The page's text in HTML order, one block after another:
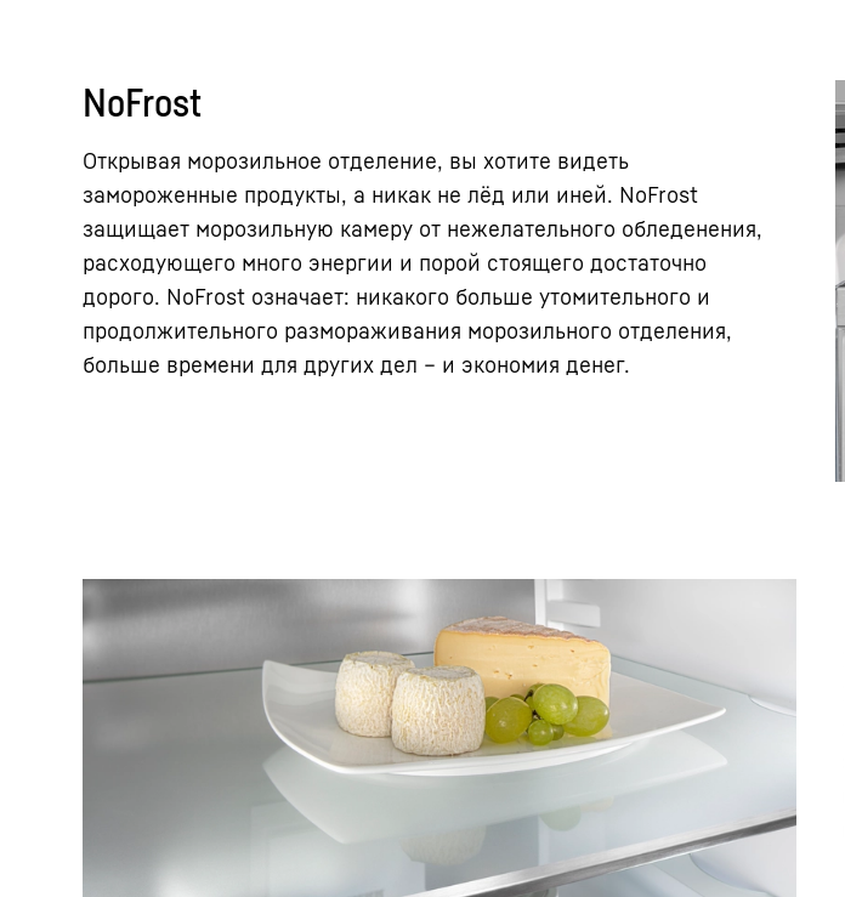
NoFrost
Открывая морозильное отделение, вы хотите видеть
замороженные продукты, а никак не лёд или иней. NoFrost
защищает морозильную камеру от нежелательного обледенения,
расходующего много энергии и порой стоящего достаточно
дорого. NoFrost означает: никакого больше утомительного и
продолжительного размораживания морозильного отделения,
больше времени для других дел – и экономия денег.